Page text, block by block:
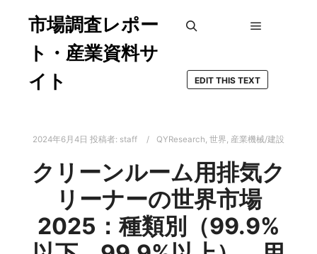
市場調査レポー
ト・産業資料サ
イト
EDIT THIS TEXT
2024年6月4日 投稿者: staff QYResearch, 世界, 産業機械/建設
クリーンルーム用排気ク
リーナーの世界市場
2025：種類別（99.9%